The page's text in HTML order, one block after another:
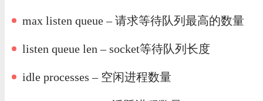
max listen queue – 请求等待队列最高的数量
listen queue len – socket等待队列长度
idle processes – 空闲进程数量